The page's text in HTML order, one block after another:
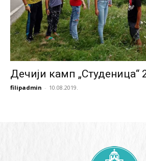
Дечији камп „Студеница“
filipadmin - 10.08.2019.